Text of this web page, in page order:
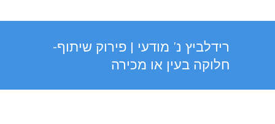
רידלביץ נ' מודעי | פירוק שיתוף-
חלוקה בעין או מכירה